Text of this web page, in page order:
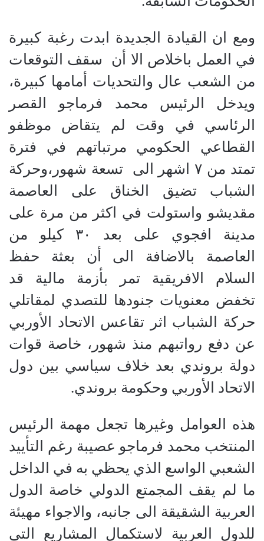
ومع ان القيادة الجديدة ابدت رغبة كبيرة
في العمل باخلاص الا أن سقف التوقعات
من الشعب عال والتحديات أمامها كبيرة،
ويدخل الرئيس محمد فرماجو القصر
الرئاسي في وقت لم يتقاض موظفو
القطاعي الحكومي مرتباتهم في فترة
تمتد من ٧ اشهر الى تسعة شهور،وحركة
الشباب تضيق الخناق على العاصمة
مقديشو واستولت في اكثر من مرة على
مدينة افجوي على بعد ٣٠ كيلو من
العاصمة بالاضافة الى أن بعثة حفظ
السلام الافريقية تمر بأزمة مالية قد
تخفض معنويات جنودها للتصدي لمقاتلي
حركة الشباب اثر تقاعس الاتحاد الأوربي
عن دفع رواتبهم منذ شهور، خاصة قوات
دولة بروندي بعد خلاف سياسي بين دول
الاتحاد الأوربي وحكومة بروندي.
هذه العوامل وغيرها تجعل مهمة الرئيس
المنتخب محمد فرماجو عصيبة رغم التأييد
الشعبي الواسع الذي يحظي به في الداخل
ما لم يقف المجمتع الدولي خاصة الدول
العربية الشقيقة الى جانبه، والاجواء مهيئة
للدول العربية لاستكمال المشاريع التي